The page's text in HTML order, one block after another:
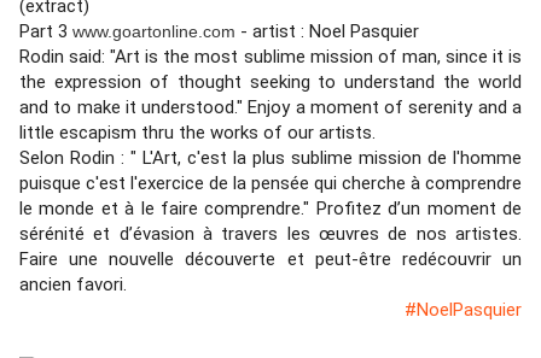
(extract)
Part 3 www.goartonline.com - artist : Noel Pasquier
Rodin said: "Art is the most sublime mission of man, since it is
the expression of thought seeking to understand the world
and to make it understood." Enjoy a moment of serenity and a
little escapism thru the works of our artists.
Selon Rodin : " L'Art, c'est la plus sublime mission de l'homme
puisque c'est l'exercice de la pensée qui cherche à comprendre
le monde et à le faire comprendre." Profitez d’un moment de
sérénité et d’évasion à travers les œuvres de nos artistes.
Faire une nouvelle découverte et peut-être redécouvrir un
ancien favori.
#NoelPasquier